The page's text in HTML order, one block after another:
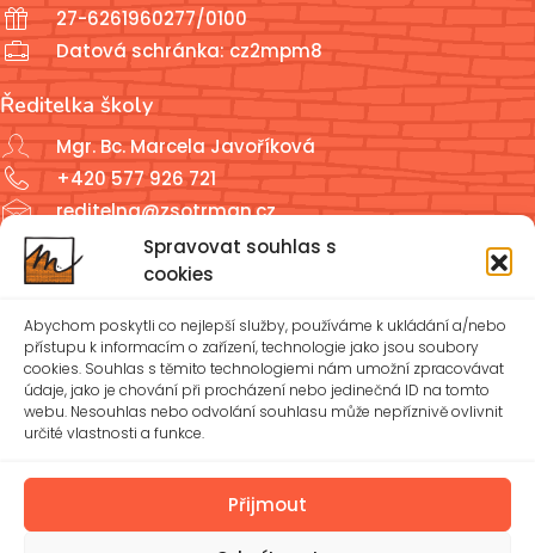
Spravovat souhlas s
cookies
Abychom poskytli co nejlepší služby, používáme k ukládání a/nebo
přístupu k informacím o zařízení, technologie jako jsou soubory
cookies. Souhlas s těmito technologiemi nám umožní zpracovávat
údaje, jako je chování při procházení nebo jedinečná ID na tomto
webu. Nesouhlas nebo odvolání souhlasu může nepříznivě ovlivnit
určité vlastnosti a funkce.
Přijmout
27-6261960277/0100
Datová schránka: cz2mpm8
Ředitelka školy
Mgr. Bc. Marcela Javoříková
+420 577 926 721
reditelna@zsotrman.cz
Školní jídelna a školní družina
ŠD: +420 577 926 720
reditelna@zsotrman.cz
Zásady cookies (EU)
Ochrana osobních údajů – GDPR